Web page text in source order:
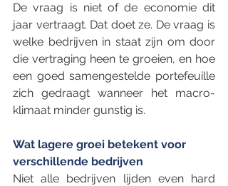
De vraag is niet of de economie dit
jaar vertraagt. Dat doet ze. De vraag is
welke bedrijven in staat zijn om door
die vertraging heen te groeien, en hoe
een goed samengestelde portefeuille
zich gedraagt wanneer het macro-
klimaat minder gunstig is.
Wat lagere groei betekent voor
verschillende bedrijven
Niet alle bedrijven lijden even hard